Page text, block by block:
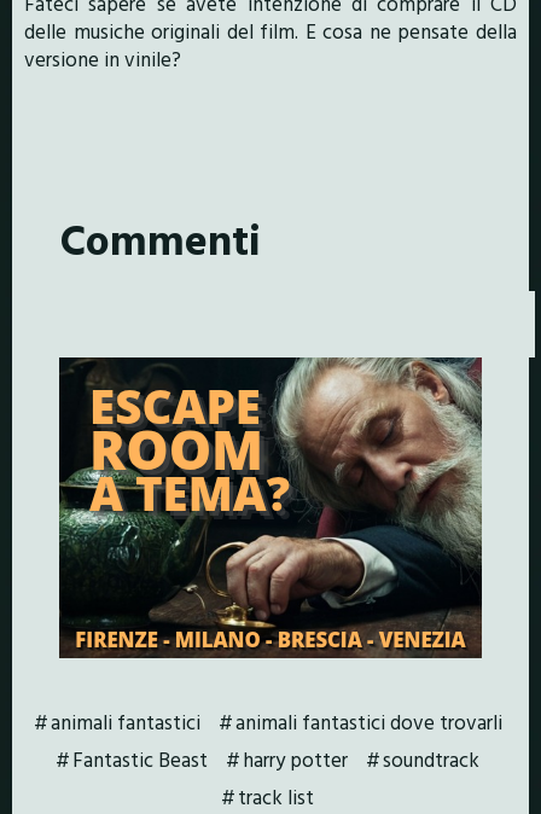
delle musiche originali del film. E cosa ne pensate della
versione in vinile?
Commenti
animali fantastici
animali fantastici dove trovarli
Fantastic Beast
harry potter
soundtrack
track list